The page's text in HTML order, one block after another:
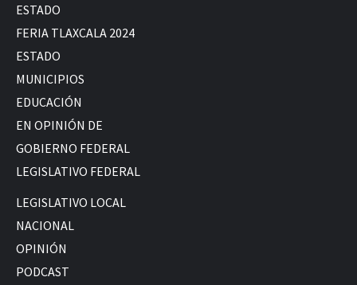
ESTADO
FERIA TLAXCALA 2024
ESTADO
MUNICIPIOS
EDUCACIÓN
EN OPINIÓN DE
GOBIERNO FEDERAL
LEGISLATIVO FEDERAL
LEGISLATIVO LOCAL
NACIONAL
OPINIÓN
PODCAST